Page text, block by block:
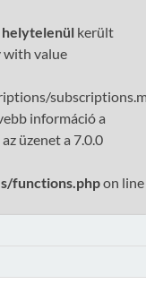
helytelenül került
with value
információ a
üzenet a 7.0.0
functions.phpon line